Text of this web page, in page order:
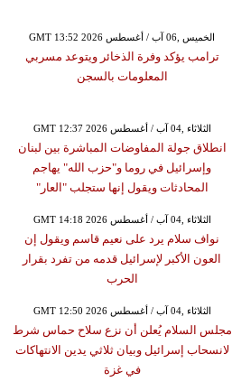
GMT 13:52 2026 الخميس ,06 آب / أغسطس
ترامب يؤكد وفرة الذخائر ويتوعد مسربي
المعلومات بالسجن
GMT 12:37 2026 الثلاثاء ,04 آب / أغسطس
انطلاق جولة المفاوضات المباشرة بين لبنان
وإسرائيل في روما و"حزب الله" يهاجم
المحادثات ويقول إنها ستجلب "العار"
GMT 14:18 2026 الثلاثاء ,04 آب / أغسطس
نواف سلام يرد على نعيم قاسم ويقول إن
العون الأكبر لإسرائيل قدمه من تفرد بقرار
الحرب
GMT 12:50 2026 الثلاثاء ,04 آب / أغسطس
مجلس السلام يُعلن أن نزع سلاح حماس شرط
لانسحاب إسرائيل وبيان ثلاثي يدين الانتهاكات
في غزة